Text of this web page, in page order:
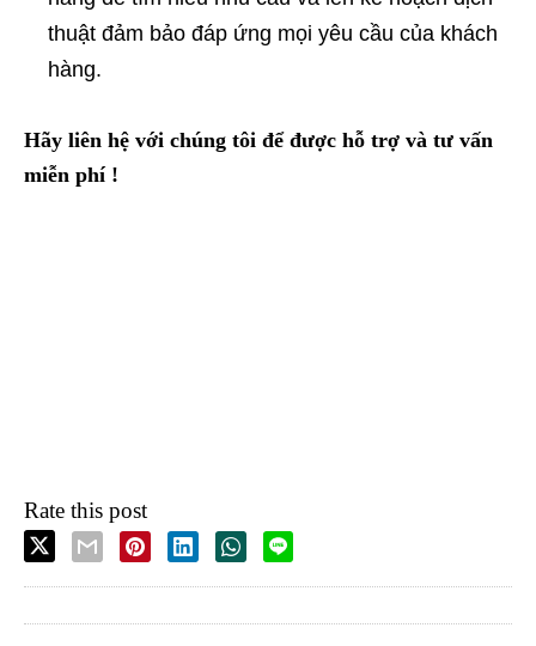
thuật đảm bảo đáp ứng mọi yêu cầu của khách
hàng.
Hãy liên hệ với chúng tôi để được hỗ trợ và tư vấn
miễn phí !
Rate this post